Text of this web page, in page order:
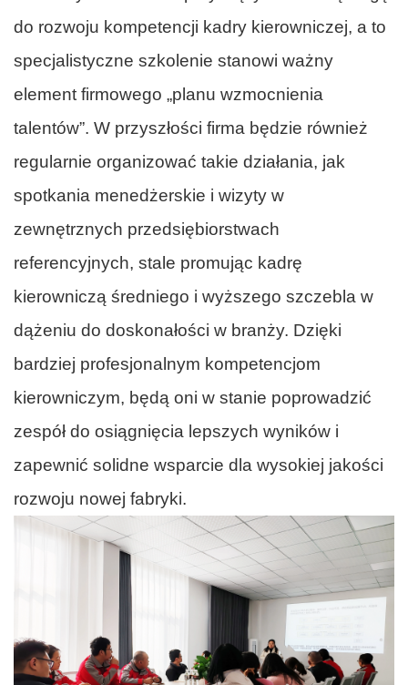
do rozwoju kompetencji kadry kierowniczej, a to
specjalistyczne szkolenie stanowi ważny
element firmowego „planu wzmocnienia
talentów”. W przyszłości firma będzie również
regularnie organizować takie działania, jak
spotkania menedżerskie i wizyty w
zewnętrznych przedsiębiorstwach
referencyjnych, stale promując kadrę
kierowniczą średniego i wyższego szczebla w
dążeniu do doskonałości w branży. Dzięki
bardziej profesjonalnym kompetencjom
kierowniczym, będą oni w stanie poprowadzić
zespół do osiągnięcia lepszych wyników i
zapewnić solidne wsparcie dla wysokiej jakości
rozwoju nowej fabryki.